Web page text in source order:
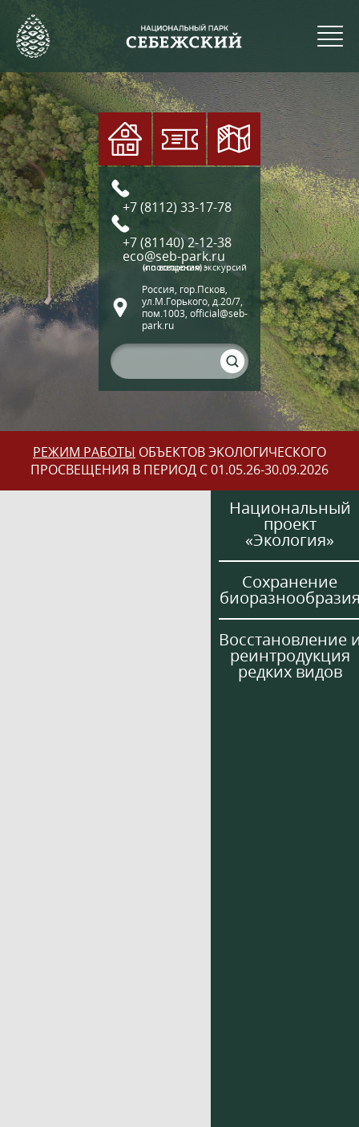
+7 (8112) 33-17-78
+7 (81140) 2-12-38
eco@seb-park.ru
(по вопросам экскурсий и посещения)
Россия, гор.Псков,
ул.М.Горького, д.20/7,
пом.1003, official@seb-
park.ru
РЕЖИМ РАБОТЫ ОБЪЕКТОВ ЭКОЛОГИЧЕСКОГО
ПРОСВЕЩЕНИЯ В ПЕРИОД С 01.05.26-30.09.2026
Национальный
проект
«Экология»
Сохранение
Восстановление
реинтродукция
редких видов